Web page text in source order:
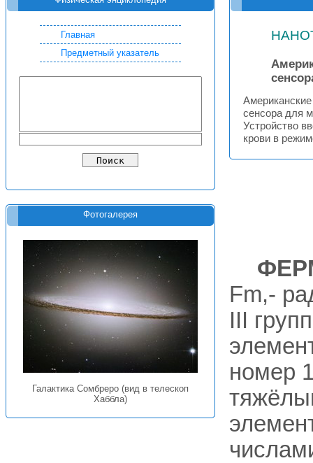
Главная
Предметный указатель
Фотогалерея
Галактика Сомбреро (вид в телескоп
Хаббла)
сенсора для
Устройство
крови в
Fm,-
III
номер